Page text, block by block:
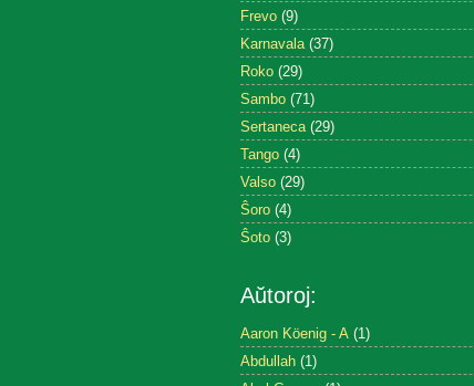
Frevo (9)
Karnavala (37)
Roko (29)
Sambo (71)
Sertaneca (29)
Tango (4)
Valso (29)
Ŝoro (4)
Ŝoto (3)
Aŭtoroj:
Aaron Köenig - A (1)
Abdullah (1)